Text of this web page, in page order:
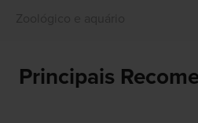
Principais